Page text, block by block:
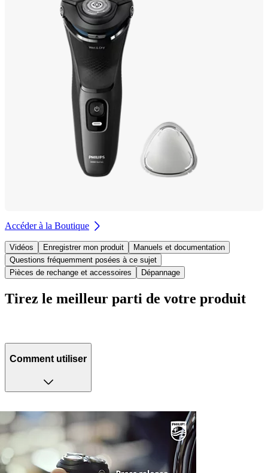
Accéder à la Boutique
Vidéos Enregistrer mon produit
Manuels et documentation
Questions fréquemment posées à ce sujet
Pièces de rechange et accessoires
Dépannage
Tirez le meilleur parti de votre produit
Comment utiliser